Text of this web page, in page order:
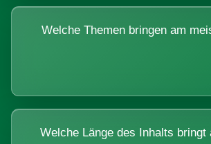
Welche Themen bringen am
Welche Länge des Inhalts bringt